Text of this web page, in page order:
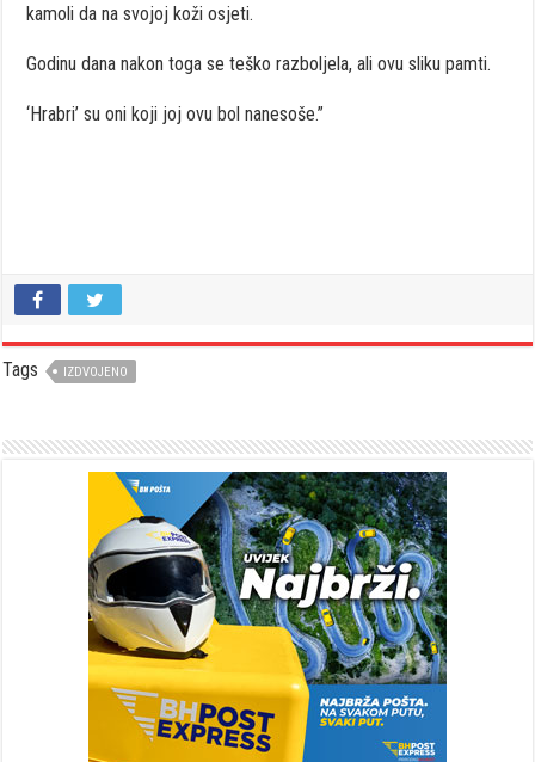
kamoli da na svojoj koži osjeti.
Godinu dana nakon toga se teško razboljela, ali ovu sliku pamti.
‘Hrabri’ su oni koji joj ovu bol nanesoše.”
Tags IZDVOJENO